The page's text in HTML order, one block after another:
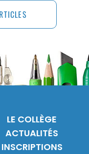
LE COLLÈGE
ACTUALITÉS
INSCRIPTIONS